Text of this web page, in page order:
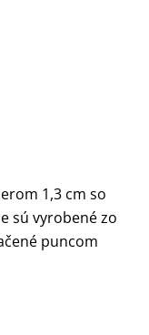
1,3 cm so
sú vyrobené zo
puncom